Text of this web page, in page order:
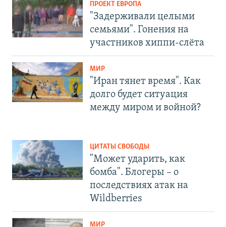
ПРОЕКТ ЕВРОПА
"Задерживали целыми
семьями". Гонения на
участников хиппи-слёта
МИР
"Иран тянет время". Как
долго будет ситуация
между миром и войной?
ЦИТАТЫ СВОБОДЫ
"Может ударить, как
бомба". Блогеры – о
последствиях атак на
Wildberries
МИР